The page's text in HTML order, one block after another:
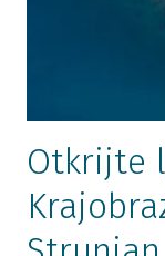
Otkrijte